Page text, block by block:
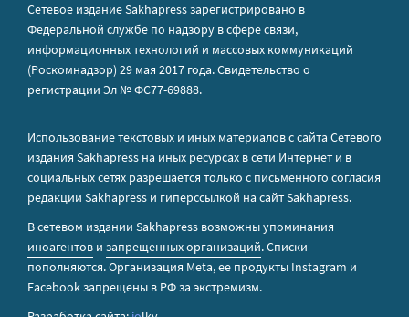
Сетевое издание Sakhapress зарегистрировано в
Федеральной службе по надзору в сфере связи,
информационных технологий и массовых коммуникаций
(Роскомнадзор) 29 мая 2017 года. Свидетельство о
регистрации Эл № ФС77-69888.
Использование текстовых и иных материалов с сайта Сетевого
издания Sakhapress на иных ресурсах в сети Интернет и в
социальных сетях разрешается только с письменного согласия
редакции Sakhapress и гиперссылкой на сайт Sakhapress.
В сетевом издании Sakhapress возможны упоминания
иноагентов и запрещенных организаций. Списки
пополняются. Организация Metа, ее продукты Instagram и
Facebook запрещены в РФ за экстремизм.